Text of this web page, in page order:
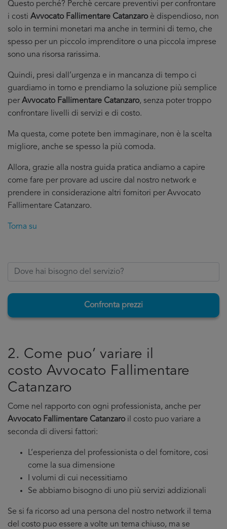
Questo perché? Perchè cercare preventivi per confrontare
i costi Avvocato Fallimentare Catanzaroè dispendioso, non
solo in termini monetari ma anche in termini di temo, che
spesso per un piccolo imprenditore o una piccola imprese
sono una risorsa rarissima.
Quindi, presi dall’urgenza e in mancanza di tempo ci
guardiamo in torno e prendiamo la soluzione più semplice
perAvvocato Fallimentare Catanzaro, senza poter troppo
confrontare livelli di servizi e di costo.
Ma questa, come potete ben immaginare, non è la scelta
migliore, anche se spesso la più comoda.
Allora, grazie alla nostra guida pratica andiamo a capire
come fare per provare ad uscire dal nostro network e
prendere in considerazione altri fornitori per Avvocato
Fallimentare Catanzaro.
Torna su
Confronta prezzi
2. Come puo’ variare il
costo Avvocato Fallimentare
Catanzaro
Come nel rapporto con ogni professionista, anche per
Avvocato Fallimentare Catanzaroil costo puo variare a
seconda di diversi fattori:
L’esperienza del professionista o del fornitore, cosi
come la sua dimensione
I volumi di cui necessitiamo
Se abbiamo bisogno di uno più servizi addizionali
Se si fa ricorso ad una persona del nostro network il tema
del costo puo essere a volte un tema chiuso, ma se